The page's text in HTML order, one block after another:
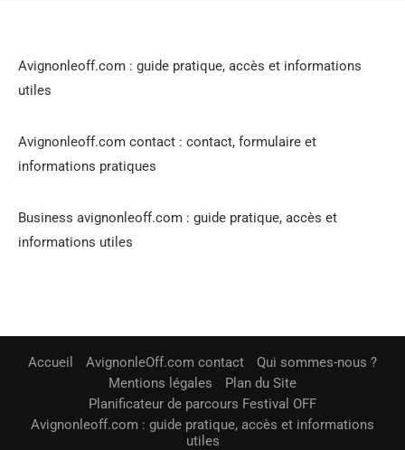
Avignonleoff.com : guide pratique, accès et informations
utiles
Avignonleoff.com contact : contact, formulaire et
informations pratiques
Business avignonleoff.com : guide pratique, accès et
informations utiles
Accueil AvignonleOff.com contact
Qui sommes-nous ?
Mentions légales
Plan du Site
Planificateur de parcours Festival OFF
Avignonleoff.com : guide pratique, accès et informations
utiles